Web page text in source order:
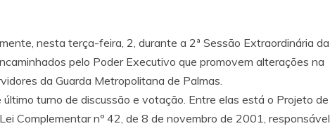
nesta terça-feira, 2, durante a 2ª Sessão Extraordinária da
pelo Poder Executivo que promovem alterações na
da Guarda Metropolitana de Palmas.
turno de discussão e votação. Entre elas está o Projeto de
Complementar nº 42, de 8 de novembro de 2001, responsável